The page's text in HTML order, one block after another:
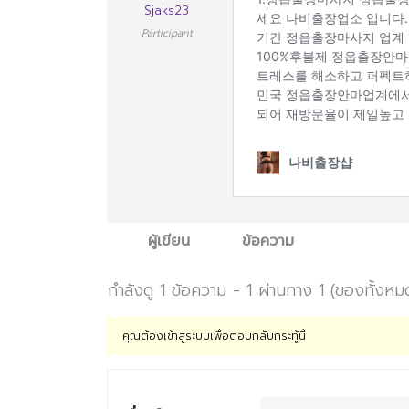
Sjaks23
Participant
ผู้เขียน ข้อความ
กำลังดู 1 ข้อความ - 1 ผ่านทาง 1 (ของทั้งหม
คุณต้องเข้าสู่ระบบเพื่อตอบกลับกระทู้นี้